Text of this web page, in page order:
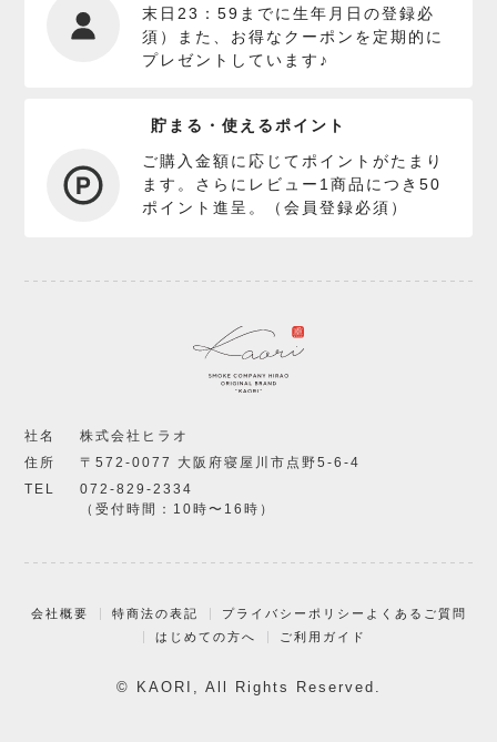
末日23：59までに生年月日の登録必
須）また、お得なクーポンを定期的に
プレゼントしています♪
貯まる・使えるポイント
ご購入金額に応じてポイントがたまり
ます。さらにレビュー1商品につき50
ポイント進呈。（会員登録必須）
社名
株式会社ヒラオ
住所
〒572-0077 大阪府寝屋川市点野5-6-4
TEL
072-829-2334
（受付時間：10時〜16時）
会社概要 特商法の表記 プライバシーポリシー よくあるご質問
はじめての方へ
ご利用ガイド
© KAORI, All Rights Reserved.